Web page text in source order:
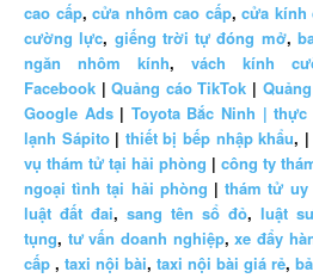
cao cấp, cửa nhôm cao cấp, cửa
cường lực, giếng trời tự đóng mở,
ngăn nhôm kính, vách kính
Facebook |Quảng cáo TikTok |
Google Ads| Toyota Bắc Ninh | thực
lạnh Sápito | thiết bị bếp nhập khẩu,
vụ thám tử tại hải phòng | công ty
ngoại tình tại hải phòng |thám tử
luật đất đai, sang tên sổ đỏ, luật
tụng, tư vấn doanh nghiệp,xe đẩy
cấp , taxi nội bài, taxi nội bài giá rẻ,